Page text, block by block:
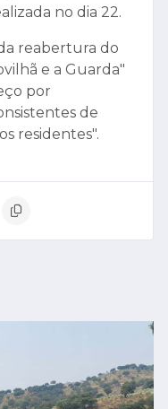
no dia 22.
reabertura do
e a Guarda"
por
de
residentes".